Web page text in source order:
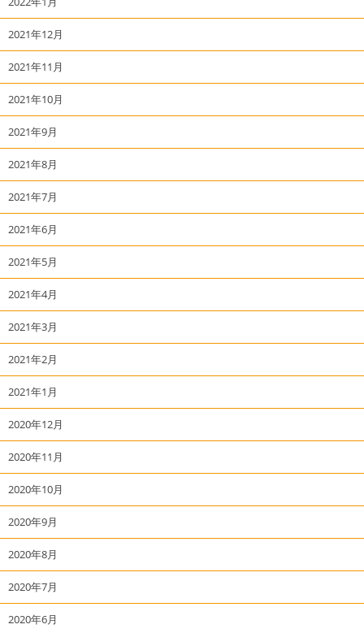
2021年12月
2021年11月
2021年10月
2021年9月
2021年8月
2021年7月
2021年6月
2021年5月
2021年4月
2021年3月
2021年2月
2021年1月
2020年12月
2020年11月
2020年10月
2020年9月
2020年8月
2020年7月
2020年6月